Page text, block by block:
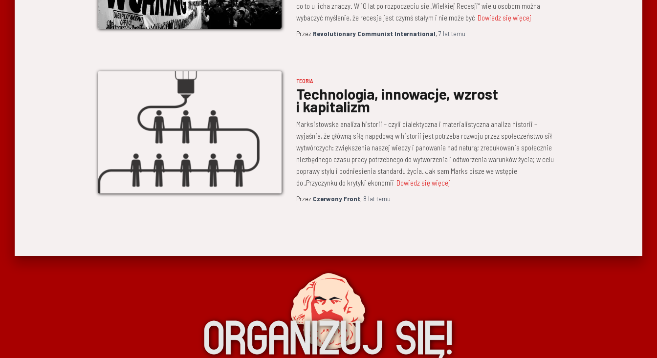
co to u licha znaczy. W 10 lat po rozpoczęciu się „Wielkiej Recesji” wielu osobom można
wybaczyć myślenie, że recesja jest czymś stałym i nie może być Dowiedz się więcej
Przez Revolutionary Communist International, 7 lattemu
TEORIA
Technologia, innowacje, wzrost
i kapitalizm
Marksistowska analiza historii – czyli dialektyczna i materialistyczna analiza historii –
wyjaśnia, że główną siłą napędową w historii jest potrzeba rozwoju przez społeczeństwo sił
wytwórczych: zwiększenia naszej wiedzy i panowania nad naturą; zredukowania społecznie
niezbędnego czasu pracy potrzebnego do wytworzenia i odtworzenia warunków życia; w celu
poprawy stylu i podniesienia standardu życia. Jak sam Marks pisze we wstępie
do „Przyczynku do krytyki ekonomii Dowiedz się więcej
Przez Czerwony Front, 8 lattemu